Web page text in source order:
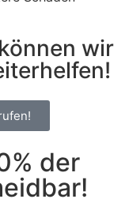
wir
der